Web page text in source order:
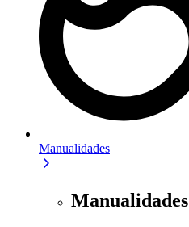
Manualidades
Manualidades